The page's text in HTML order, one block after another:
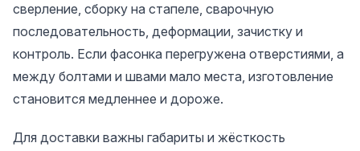
сверление, сборку на стапеле, сварочную
последовательность, деформации, зачистку и
контроль. Если фасонка перегружена отверстиями, а
между болтами и швами мало места, изготовление
становится медленнее и дороже.
Для доставки важны габариты и жёсткость